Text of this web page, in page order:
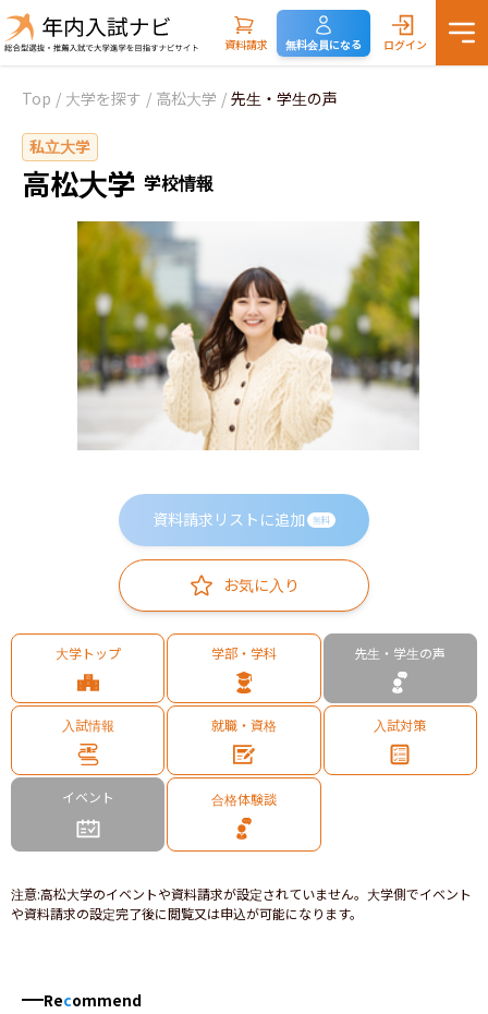
資料請求 無料会員になる ログイン
Top / 大学を探す / 高松大学 / 先生・学生の声
私立大学
高松大学 学校情報
資料請求リストに追加 無料
お気に入り
大学トップ 学部・学科 先生・学生の声
入試情報 就職・資格 入試対策
イベント 合格体験談
注意:高松大学のイベントや資料請求が設定されていません。大学側でイベント
や資料請求の設定完了後に閲覧又は申込が可能になります。
Recommend